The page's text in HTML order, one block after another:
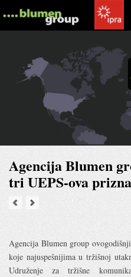
Agencija Blumen
tri UEPS-ova
Agencija Blumen group
koje najuspešnijima u tržišnoj
Udruženje za tržišne